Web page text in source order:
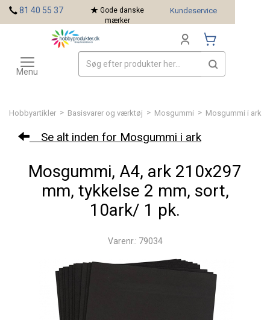
Hobbyartikler > Basisvarer og værktøj > Mosgummi > Mosgummi i ark
Se alt inden for Mosgummi i ark
Mosgummi, A4, ark 210x297
mm, tykkelse 2 mm, sort,
10ark/ 1 pk.
Varenr.: 79034
81 40 55 37
Gode danske
mærker
Kundeservice
Toggle
navigation
Menu
Mærker